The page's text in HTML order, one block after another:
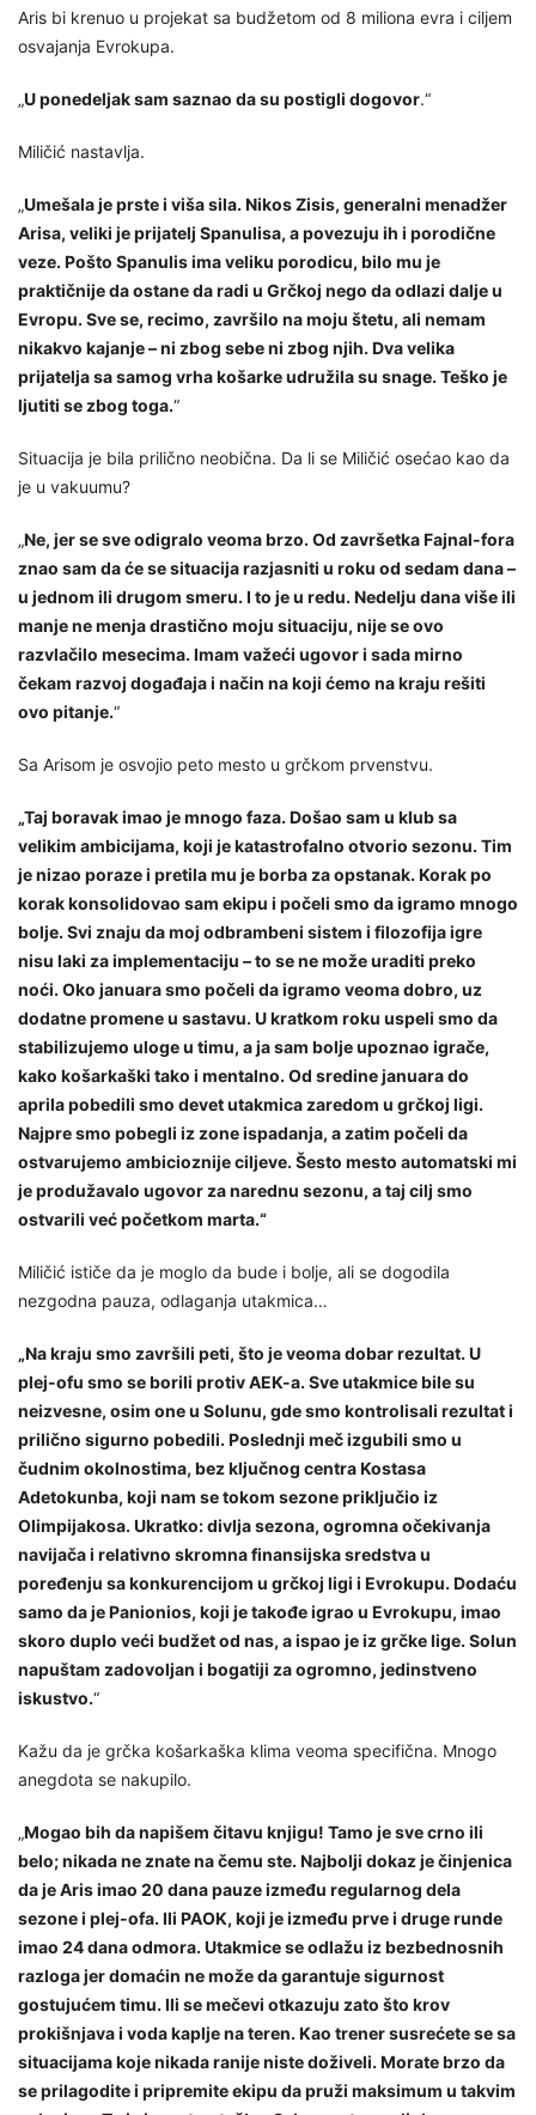
Aris bi krenuo u projekat sa budžetom od 8 miliona evra i ciljem
osvajanja Evrokupa.
„U ponedeljak sam saznao da su postigli dogovor.“
Miličić nastavlja.
„Umešala je prste i viša sila. Nikos Zisis, generalni menadžer
Arisa, veliki je prijatelj Spanulisa, a povezuju ih i porodične
veze. Pošto Spanulis ima veliku porodicu, bilo mu je
praktičnije da ostane da radi u Grčkoj nego da odlazi dalje u
Evropu. Sve se, recimo, završilo na moju štetu, ali nemam
nikakvo kajanje – ni zbog sebe ni zbog njih. Dva velika
prijatelja sa samog vrha košarke udružila su snage. Teško je
ljutiti se zbog toga.“
Situacija je bila prilično neobična. Da li se Miličić osećao kao da
je u vakuumu?
„Ne, jer se sve odigralo veoma brzo. Od završetka Fajnal-fora
znao sam da će se situacija razjasniti u roku od sedam dana –
u jednom ili drugom smeru. I to je u redu. Nedelju dana više ili
manje ne menja drastično moju situaciju, nije se ovo
razvlačilo mesecima. Imam važeći ugovor i sada mirno
čekam razvoj događaja i način na koji ćemo na kraju rešiti
ovo pitanje.“
Sa Arisom je osvojio peto mesto u grčkom prvenstvu.
„Taj boravak imao je mnogo faza. Došao sam u klub sa
velikim ambicijama, koji je katastrofalno otvorio sezonu. Tim
je nizao poraze i pretila mu je borba za opstanak. Korak po
korak konsolidovao sam ekipu i počeli smo da igramo mnogo
bolje. Svi znaju da moj odbrambeni sistem i filozofija igre
nisu laki za implementaciju – to se ne može uraditi preko
noći. Oko januara smo počeli da igramo veoma dobro, uz
dodatne promene u sastavu. U kratkom roku uspeli smo da
stabilizujemo uloge u timu, a ja sam bolje upoznao igrače,
kako košarkaški tako i mentalno. Od sredine januara do
aprila pobedili smo devet utakmica zaredom u grčkoj ligi.
Najpre smo pobegli iz zone ispadanja, a zatim počeli da
ostvarujemo ambicioznije ciljeve. Šesto mesto automatski mi
je produžavalo ugovor za narednu sezonu, a taj cilj smo
ostvarili već početkom marta.“
Miličić ističe da je moglo da bude i bolje, ali se dogodila
nezgodna pauza, odlaganja utakmica…
„Na kraju smo završili peti, što je veoma dobar rezultat. U
plej-ofu smo se borili protiv AEK-a. Sve utakmice bile su
neizvesne, osim one u Solunu, gde smo kontrolisali rezultat i
prilično sigurno pobedili. Poslednji meč izgubili smo u
čudnim okolnostima, bez ključnog centra Kostasa
Adetokunba, koji nam se tokom sezone priključio iz
Olimpijakosa. Ukratko: divlja sezona, ogromna očekivanja
navijača i relativno skromna finansijska sredstva u
poređenju sa konkurencijom u grčkoj ligi i Evrokupu. Dodaću
samo da je Panionios, koji je takođe igrao u Evrokupu, imao
skoro duplo veći budžet od nas, a ispao je iz grčke lige. Solun
napuštam zadovoljan i bogatiji za ogromno, jedinstveno
iskustvo.“
Kažu da je grčka košarkaška klima veoma specifična. Mnogo
anegdota se nakupilo.
„Mogao bih da napišem čitavu knjigu! Tamo je sve crno ili
belo; nikada ne znate na čemu ste. Najbolji dokaz je činjenica
da je Aris imao 20 dana pauze između regularnog dela
sezone i plej-ofa. Ili PAOK, koji je između prve i druge runde
imao 24 dana odmora. Utakmice se odlažu iz bezbednosnih
razloga jer domaćin ne može da garantuje sigurnost
gostujućem timu. Ili se mečevi otkazuju zato što krov
prokišnjava i voda kaplje na teren. Kao trener susrećete se sa
situacijama koje nikada ranije niste doživeli. Morate brzo da
se prilagodite i pripremite ekipu da pruži maksimum u takvim